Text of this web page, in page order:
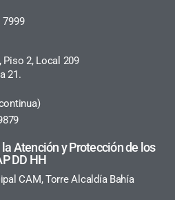
7999
Piso 2, Local 209
21.
Atención y Protección de los
DD HH
CAM, Torre Alcaldía Bahía